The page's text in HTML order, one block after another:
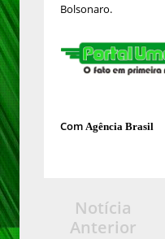
Bolsonaro.
Com Agência Brasil
Notícia
Anterior